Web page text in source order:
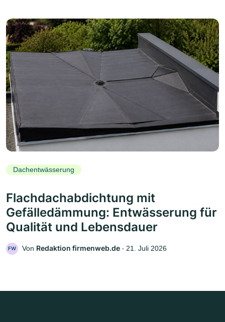
Dachentwässerung
Flachdachabdichtung mit
Gefälledämmung: Entwässerung für
Qualität und Lebensdauer
FW Von Redaktion firmenweb.de ‧ 21. Juli 2026